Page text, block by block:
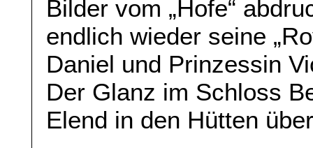
Bilder vom „Hofe“
endlich wieder seine
Daniel und Prinzessin
Der Glanz im Schloss
Elend in den Hütten